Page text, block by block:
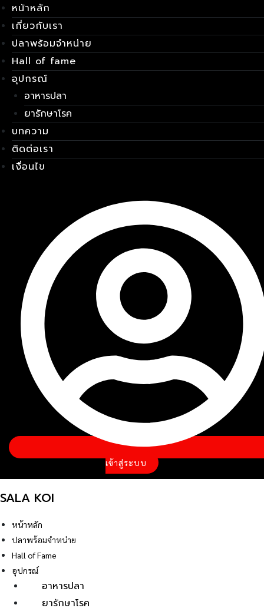
Skip
to
content
หน้าหลัก
เกี่ยวกับเรา
ปลาพร้อมจำหน่าย
Hall of fame
อุปกรณ์
อาหารปลา
ยารักษาโรค
บทความ
ติดต่อเรา
เงื่อนไข
เข้าสู่ระบบ
SALA KOI
หน้าหลัก
ปลาพร้อมจำหน่าย
Hall of Fame
อุปกรณ์
อาหารปลา
ยารักษาโรค
เมนู